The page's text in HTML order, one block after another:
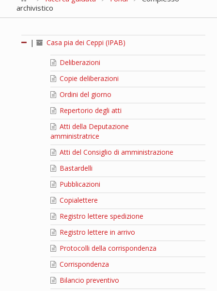
archivistico
| Casa pia dei Ceppi (IPAB)
Deliberazioni
Copie deliberazioni
Ordini del giorno
Repertorio degli atti
Atti della Deputazione
amministratrice
Atti del Consiglio di amministrazione
Bastardelli
Pubblicazioni
Copialettere
Registro lettere spedizione
Registro lettere in arrivo
Protocolli della corrispondenza
Corrispondenza
Bilancio preventivo